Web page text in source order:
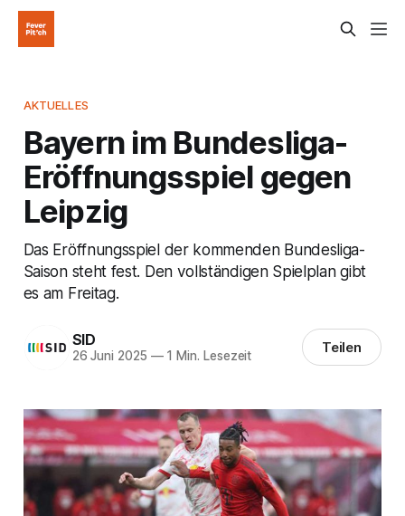
AKTUELLES
Bayern im Bundesliga-
Eröffnungsspiel gegen
Leipzig
Das Eröffnungsspiel der kommenden Bundesliga-
Saison steht fest. Den vollständigen Spielplan gibt
es am Freitag.
SID
26 Juni 2025 —1 Min. Lesezeit Teilen